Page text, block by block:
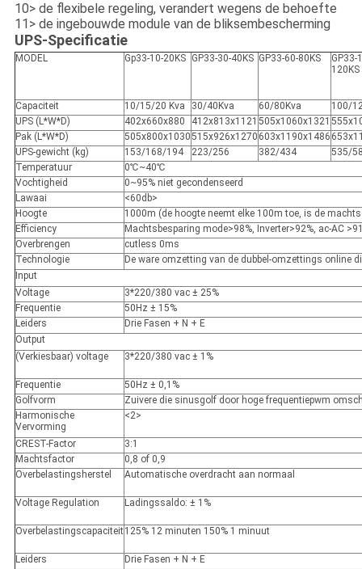
10> de flexibele regeling, verandert wegens de behoefte
11> de ingebouwde module van de bliksembescherming
UPS-Specificatie
MODEL Gp33-10-20KS GP33-30-40KS GP33-60-80KS
GP33-
120KS
Capaciteit 10/15/20 Kva 30/40Kva 60/80Kva
100/
UPS (L*W*D)
402x660x880 412x813x1121 505x1060x1321
Pak (L*W*D)
505x800x1030515x926x1270 603x1190x1486
UPS-gewicht (kg)
153/168/194 223/256 382/434
535/
Temperatuur
0℃~40℃
Vochtigheid
0~95% niet gecondenseerd
Lawaai
<60db>
Hoogte
1000m (de hoogte neemt elke 100m toe, is de
Efficiency
Machtsbesparing mode>98%, Inverter>92%, ac-AC >
Overbrengen
cutless 0ms
Technologie
De ware omzetting van de dubbel-omzettings online
Input
Voltage
3*220/380 vac ± 25%
Frequentie
50Hz ± 15%
Leiders
Drie Fasen + N + E
Output
(Verkiesbaar) voltage
3*220/380 vac ± 1%
Frequentie
50Hz ± 0,1%
Golfvorm
Zuivere die sinusgolf door hoge frequentiepwm
Harmonische
Vervorming
<2>
CREST-Factor
3:1
Machtsfactor
0,8 of 0,9
Overbelastingsherstel
Automatische overdracht aan normaal
Voltage Regulation Ladingssaldo: ± 1%
Overbelastingscapaciteit125% 12 minuten 150% 1 minuut
Leiders
Drie Fasen + N + E